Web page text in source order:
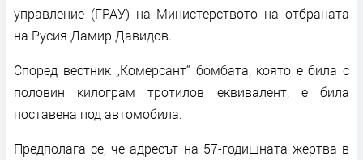
управление (ГРАУ) на Министерството на отбраната
на Русия Дамир Давидов.
Според вестник „Комерсант“ бомбата, която е била с
половин килограм тротилов еквивалент, е била
поставена под автомобила.
Предполага се, че адресът на 57-годишната жертва в